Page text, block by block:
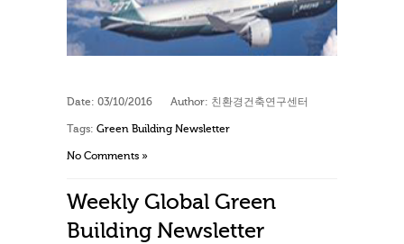
Date: 03/10/2016 Author: 친환경건축연구센터
Tags: Green Building Newsletter
No Comments »
Weekly Global Green
Building Newsletter